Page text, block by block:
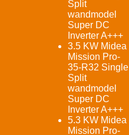
Split
wandmodel
Super DC
Inverter A+++
3.5 KW Midea
Mission Pro-
35-R32 Single
Split
wandmodel
Super DC
Inverter A+++
5.3 KW Midea
Mission Pro-